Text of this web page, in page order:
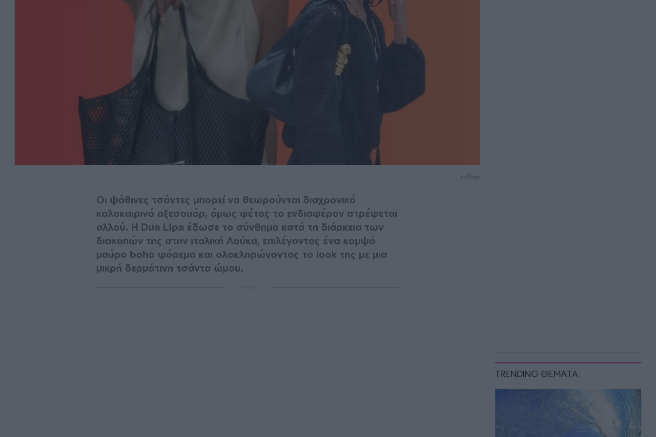
TRENDING ΘΕΜΑΤΑ
collage
Οι ψάθινες τσάντες μπορεί να θεωρούνται διαχρονικό
καλοκαιρινό αξεσουάρ, όμως φέτος το ενδιαφέρον στρέφεται
αλλού. Η Dua Lipa έδωσε το σύνθημα κατά τη διάρκεια των
διακοπών της στην ιταλική Λούκα, επιλέγοντας ένα κομψό
μαύρο boho φόρεμα και ολοκληρώνοντας το look της με μια
μικρή δερμάτινη τσάντα ώμου.